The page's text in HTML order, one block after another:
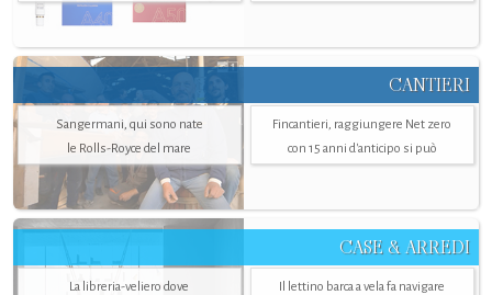
CANTIERI
Sangermani, qui sono nate
le Rolls-Royce del mare
Fincantieri, raggiungere Net zero
con 15 anni d'anticipo si può
CASE & ARREDI
La libreria-veliero dove
Il lettino barca a vela fa navigare